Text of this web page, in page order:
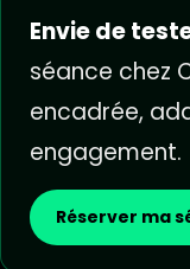
Envie de
séance chez
encadrée,
engagement.
Réserver ma